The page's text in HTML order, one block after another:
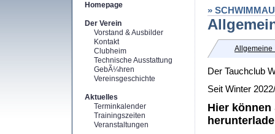
Homepage
Der Verein
Vorstand & Ausbilder
Kontakt
Clubheim
Technische Ausstattung
GebÃ¼hren
Vereinsgeschichte
Aktuelles
Terminkalender
Trainingszeiten
Veranstaltungen
»
Allgemeine
Der Tauchclub
Seit Winter
Hier